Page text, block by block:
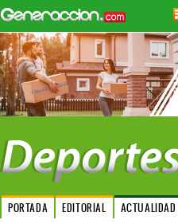
PORTADA EDITORIAL ACTUALIDAD